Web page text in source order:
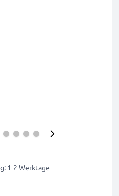
1-2 Werktage